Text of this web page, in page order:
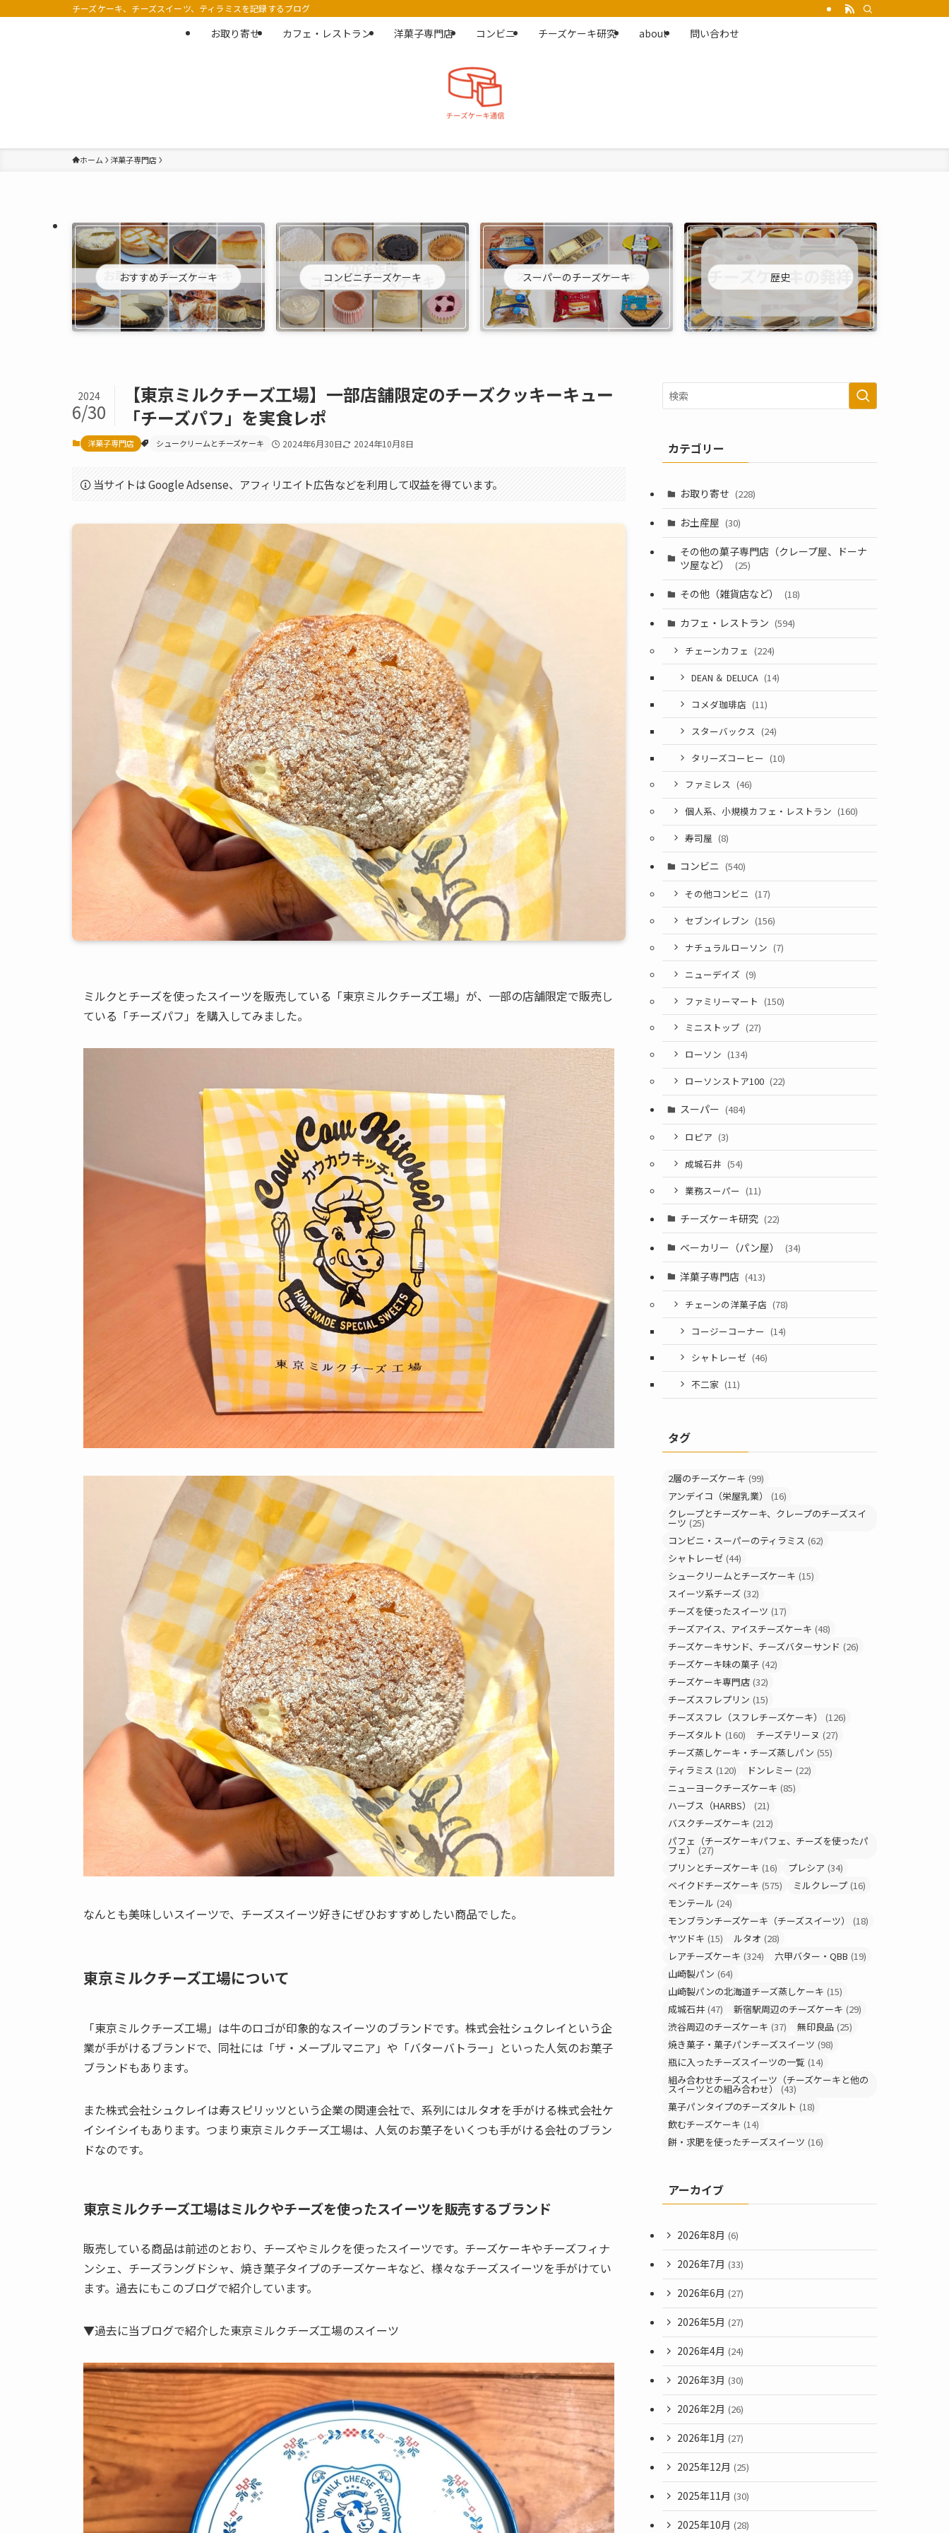
チーズケーキ、チーズスイーツ、ティラミスを記録するブログ
お取り寄せ カフェ・レストラン 洋菓子専門店 コンビニ チーズケーキ研究 about 問い合わせ
ホーム 洋菓子専門店
おすすめチーズケーキ コンビニチーズケーキ スーパーのチーズケーキ 歴史
【東京ミルクチーズ工場】一部店舗限定のチーズクッキーキュー
「チーズパフ」を実食レポ
2024
6/30
洋菓子専門店 シュークリームとチーズケーキ 2024年6月30日 2024年10月8日
当サイトは Google Adsense、アフィリエイト広告などを利用して収益を得ています。
ミルクとチーズを使ったスイーツを販売している「東京ミルクチーズ工場」が、一部の店舗限定で販売し
ている「チーズパフ」を購入してみました。
なんとも美味しいスイーツで、チーズスイーツ好きにぜひおすすめしたい商品でした。
東京ミルクチーズ工場について
「東京ミルクチーズ工場」は牛のロゴが印象的なスイーツのブランドです。株式会社シュクレイという企
業が手がけるブランドで、同社には「ザ・メープルマニア」や「バターバトラー」といった人気のお菓子
ブランドもあります。
また株式会社シュクレイは寿スピリッツという企業の関連会社で、系列にはルタオを手がける株式会社ケ
イシイシイもあります。つまり東京ミルクチーズ工場は、人気のお菓子をいくつも手がける会社のブラン
ドなのです。
東京ミルクチーズ工場はミルクやチーズを使ったスイーツを販売するブランド
販売している商品は前述のとおり、チーズやミルクを使ったスイーツです。チーズケーキやチーズフィナ
ンシェ、チーズラングドシャ、焼き菓子タイプのチーズケーキなど、様々なチーズスイーツを手がけてい
ます。過去にもこのブログで紹介しています。
▼過去に当ブログで紹介した東京ミルクチーズ工場のスイーツ
カテゴリー
お取り寄せ (228)
お土産屋 (30)
その他の菓子専門店（クレープ屋、ドーナ
ツ屋など）
(25)
その他（雑貨店など） (18)
カフェ・レストラン (594)
チェーンカフェ (224)
DEAN ＆ DELUCA (14)
コメダ珈琲店 (11)
スターバックス (24)
タリーズコーヒー (10)
ファミレス (46)
個人系、小規模カフェ・レストラン (160)
寿司屋 (8)
コンビニ (540)
その他コンビニ (17)
セブンイレブン (156)
ナチュラルローソン (7)
ニューデイズ (9)
ファミリーマート (150)
ミニストップ (27)
ローソン (134)
ローソンストア100 (22)
スーパー (484)
ロピア (3)
成城石井 (54)
業務スーパー (11)
チーズケーキ研究 (22)
ベーカリー（パン屋） (34)
洋菓子専門店 (413)
チェーンの洋菓子店 (78)
コージーコーナー (14)
シャトレーゼ (46)
不二家 (11)
タグ
2層のチーズケーキ (99)
アンデイコ（栄屋乳業）
(16)
クレープとチーズケーキ、クレープのチーズスイ
ーツ (25)
コンビニ・スーパーのティラミス (62)
シャトレーゼ (44)
シュークリームとチーズケーキ (15)
スイーツ系チーズ (32)
チーズを使ったスイーツ (17)
チーズアイス、アイスチーズケーキ (48)
チーズケーキサンド、チーズバターサンド (26)
チーズケーキ味の菓子 (42)
チーズケーキ専門店 (32)
チーズスフレプリン (15)
チーズスフレ（スフレチーズケーキ）
(126)
チーズタルト (160) チーズテリーヌ (27)
チーズ蒸しケーキ・チーズ蒸しパン (55)
ティラミス (120) ドンレミー (22)
ニューヨークチーズケーキ (85)
ハーブス（HARBS）
(21)
バスクチーズケーキ (212)
パフェ（チーズケーキパフェ、チーズを使ったパ
フェ） (27)
プリンとチーズケーキ (16) プレシア (34)
ベイクドチーズケーキ (575) ミルクレープ (16)
モンテール (24)
モンブランチーズケーキ（チーズスイーツ）
(18)
ヤツドキ (15) ルタオ (28)
レアチーズケーキ (324) 六甲バター・QBB (19)
山崎製パン (64)
山崎製パンの北海道チーズ蒸しケーキ (15)
成城石井 (47) 新宿駅周辺のチーズケーキ (29)
渋谷周辺のチーズケーキ (37) 無印良品 (25)
焼き菓子・菓子パンチーズスイーツ (98)
瓶に入ったチーズスイーツの一覧 (14)
組み合わせチーズスイーツ（チーズケーキと他の
スイーツとの組み合わせ）
(43)
菓子パンタイプのチーズタルト (18)
飲むチーズケーキ (14)
餅・求肥を使ったチーズスイーツ (16)
アーカイブ
2026年8月 (6)
2026年7月 (33)
2026年6月 (27)
2026年5月 (27)
2026年4月 (24)
2026年3月 (30)
2026年2月 (26)
2026年1月 (27)
2025年12月 (25)
2025年11月 (30)
2025年10月 (28)